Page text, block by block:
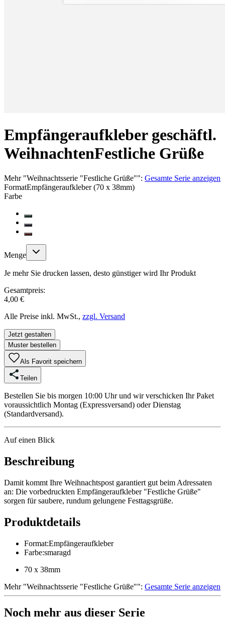
Empfängeraufkleber geschäftl.
WeihnachtenFestliche Grüße
Mehr"Weihnachtsserie "Festliche Grüße"": Gesamte Serie anzeigen
FormatEmpfängeraufkleber (70 x 38mm)
Farbe
Menge
Je mehr Sie drucken lassen, desto günstiger wird Ihr Produkt
Gesamtpreis:
4,00 €
Alle Preise inkl. MwSt., zzgl. Versand
Jetzt gestalten
Muster bestellen
Als Favorit speichern
Teilen
Bestellen Sie bis morgen 10:00 Uhr und wir verschicken Ihr Paket
voraussichtlich Montag (Expressversand) oder Dienstag
(Standardversand).
Auf einen Blick
Beschreibung
Damit kommt Ihre Weihnachtspost garantiert gut beim Adressaten
an: Die vorbedruckten Empfängeraufkleber "Festliche Grüße"
sorgen für saubere, rundum gelungene Festtagsgrüße.
Produktdetails
Format:Empfängeraufkleber
Farbe:smaragd
70 x 38mm
Mehr"Weihnachtsserie "Festliche Grüße"": Gesamte Serie anzeigen
Noch mehr aus dieser Serie